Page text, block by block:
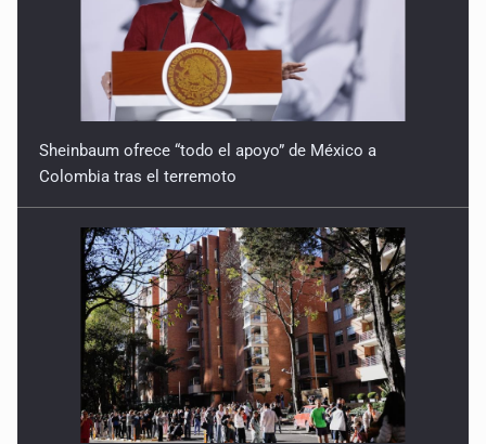
Sheinbaum ofrece “todo el apoyo” de México a
Colombia tras el terremoto